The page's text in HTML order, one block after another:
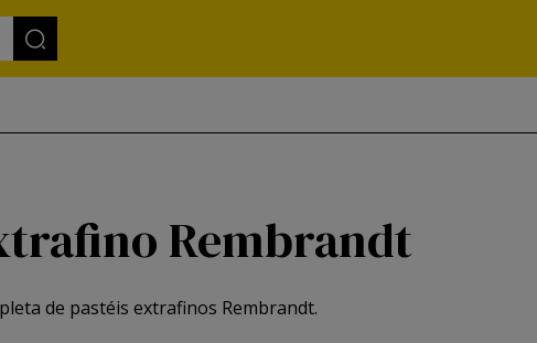
Rembrandt
de pastéis extrafinos Rembrandt.